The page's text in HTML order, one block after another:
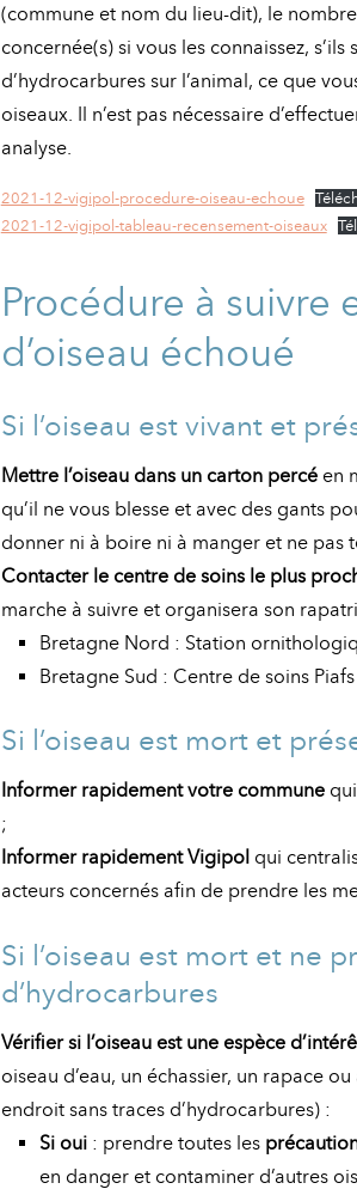
(commune et nom du lieu-dit), le nombre
concernée(s) si vous les connaissez,
d’hydrocarbures sur l’animal, ce que
oiseaux. Il n’est pas nécessaire
analyse.
2021-12-vigipol-procedure-oiseau-echoue
2021-12-vigipol-tableau-recensement-oiseaux
Procédure à suivre
d’oiseau échoué
Si l’oiseau est vivant et
Mettre l’oiseau dans un carton percéen
qu’il ne vous blesse et avec des gants
donner ni à boire ni à manger et ne pas
Contacter le centre de soins le plus
marche à suivre et organisera son
Bretagne Nord : Station
Bretagne Sud : Centre de soins
Si l’oiseau est mort et
Informer rapidement votre communequi
;
Informer rapidement Vigipol qui
acteurs concernés afin de prendre les
Si l’oiseau est mort et ne
d’hydrocarbures
Vérifier si l’oiseau est une espèce
oiseau d’eau, un échassier, un rapace
endroit sans traces d’hydrocarbures) :
Si oui: prendre toutes les
en danger et contaminer d’autres